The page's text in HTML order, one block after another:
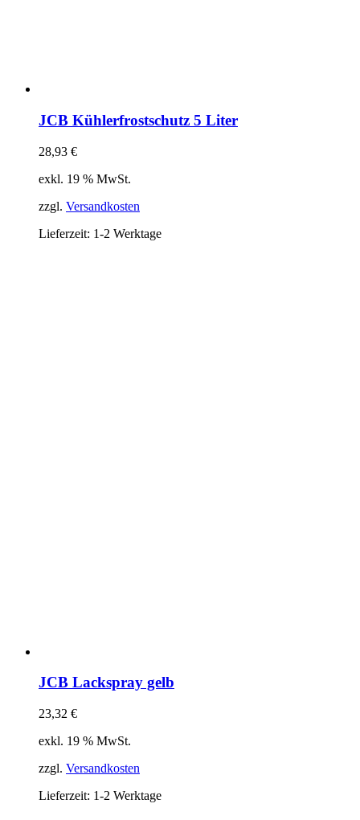
JCB Kühlerfrostschutz 5 Liter
28,93 €
exkl. 19 % MwSt.
zzgl. Versandkosten
Lieferzeit: 1-2 Werktage
JCB Lackspray gelb
23,32 €
exkl. 19 % MwSt.
zzgl. Versandkosten
Lieferzeit: 1-2 Werktage